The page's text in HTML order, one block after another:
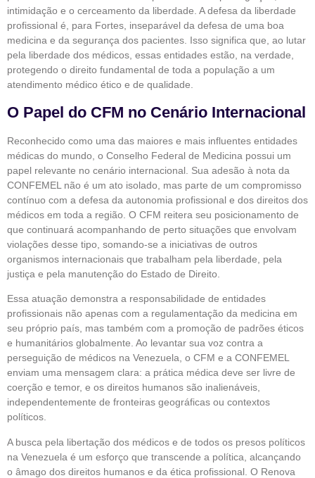
intimidação e o cerceamento da liberdade. A defesa da liberdade
profissional é, para Fortes, inseparável da defesa de uma boa
medicina e da segurança dos pacientes. Isso significa que, ao lutar
pela liberdade dos médicos, essas entidades estão, na verdade,
protegendo o direito fundamental de toda a população a um
atendimento médico ético e de qualidade.
O Papel do CFM no Cenário Internacional
Reconhecido como uma das maiores e mais influentes entidades
médicas do mundo, o Conselho Federal de Medicina possui um
papel relevante no cenário internacional. Sua adesão à nota da
CONFEMEL não é um ato isolado, mas parte de um compromisso
contínuo com a defesa da autonomia profissional e dos direitos dos
médicos em toda a região. O CFM reitera seu posicionamento de
que continuará acompanhando de perto situações que envolvam
violações desse tipo, somando-se a iniciativas de outros
organismos internacionais que trabalham pela liberdade, pela
justiça e pela manutenção do Estado de Direito.
Essa atuação demonstra a responsabilidade de entidades
profissionais não apenas com a regulamentação da medicina em
seu próprio país, mas também com a promoção de padrões éticos
e humanitários globalmente. Ao levantar sua voz contra a
perseguição de médicos na Venezuela, o CFM e a CONFEMEL
enviam uma mensagem clara: a prática médica deve ser livre de
coerção e temor, e os direitos humanos são inalienáveis,
independentemente de fronteiras geográficas ou contextos
políticos.
A busca pela libertação dos médicos e de todos os presos políticos
na Venezuela é um esforço que transcende a política, alcançando
o âmago dos direitos humanos e da ética profissional. O Renova